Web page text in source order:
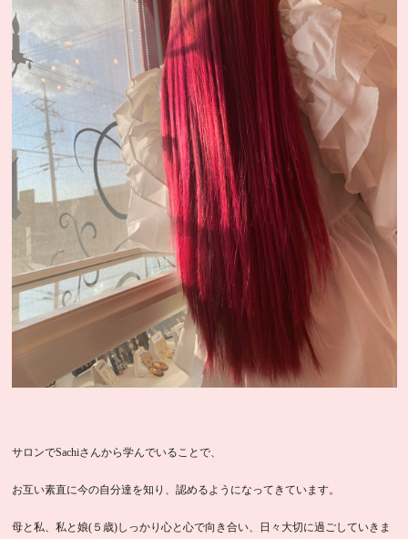
サロンでSachiさんから学んでいることで、
お互い素直に今の自分達を知り、認めるようになってきています。
母と私、私と娘(５歳)しっかり心と心で向き合い、日々大切に過ごしていきま